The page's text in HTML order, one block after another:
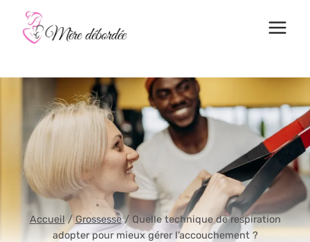
contenu
Accueil / Grossesse / Quelle technique de respiration
adopter pour mieux gérer l’accouchement ?